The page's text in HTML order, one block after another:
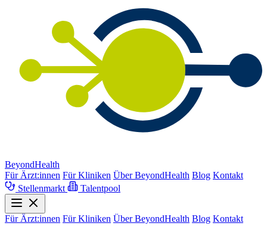
BeyondHealth
Für Ärzt:innen Für Kliniken Über BeyondHealth Blog Kontakt
Stellenmarkt
Talentpool
Für Ärzt:innen Für Kliniken Über BeyondHealth Blog Kontakt